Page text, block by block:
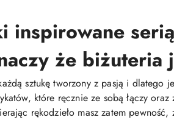
inspirowane
że
sztukę tworzony z pasją i dlatego
które ręcznie ze sobą łączy
rękodzieło masz zatem